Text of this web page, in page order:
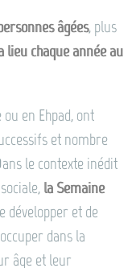
âgées, plus
lieu chaque année au
en Ehpad, ont
et nombre
le contexte inédit
la Semaine
développer et de
dans la
âge et leur